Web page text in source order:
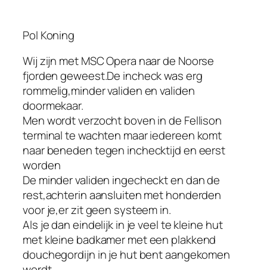
Pol Koning
Wij zijn met MSC Opera naar de Noorse
fjorden geweest.De incheck was erg
rommelig,minder validen en validen
doormekaar.
Men wordt verzocht boven in de Fellison
terminal te wachten maar iedereen komt
naar beneden tegen inchecktijd en eerst
worden
De minder validen ingecheckt en dan de
rest,achterin aansluiten met honderden
voor je,er zit geen systeem in.
Als je dan eindelijk in je veel te kleine hut
met kleine badkamer met een plakkend
douchegordijn in je hut bent aangekomen